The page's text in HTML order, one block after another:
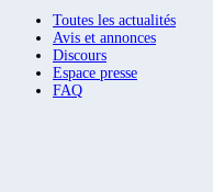
Toutes les actualités
Avis et annonces
Discours
Espace presse
FAQ